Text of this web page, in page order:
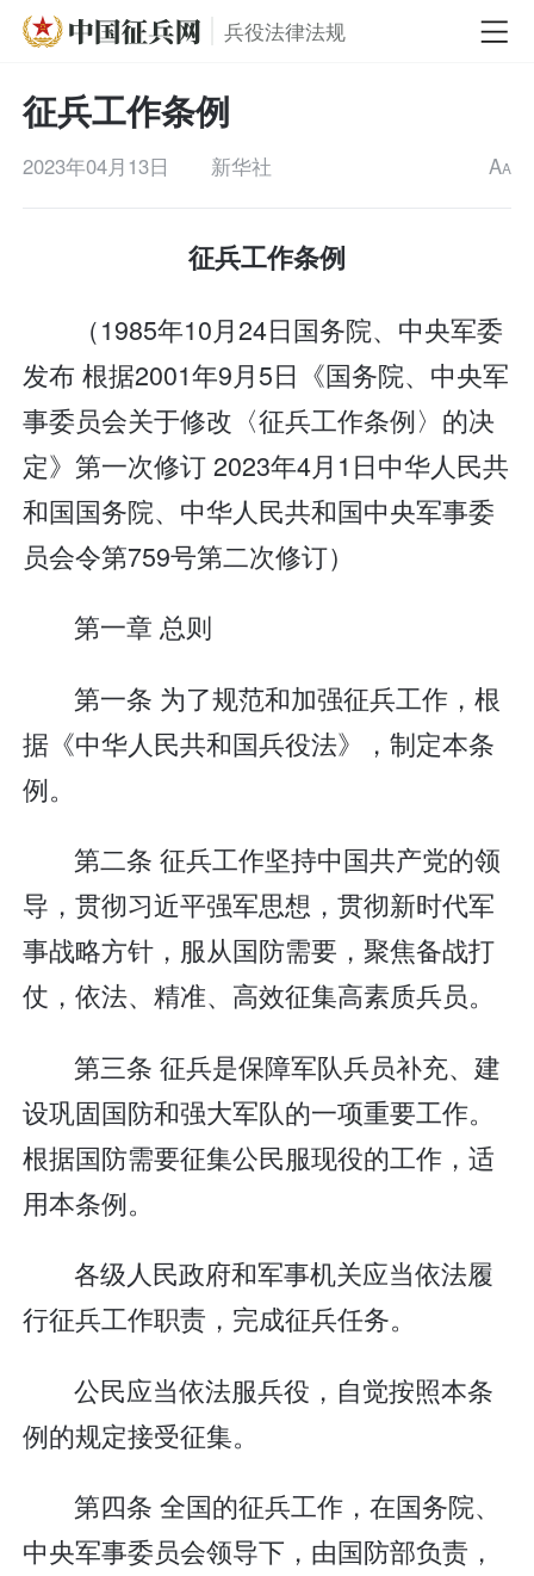
兵役法律法规
征兵工作条例
2023年04月13日 新华社 AA
征兵工作条例
（1985年10月24日国务院、中央军委
发布 根据2001年9月5日《国务院、中央军
事委员会关于修改〈征兵工作条例〉的决
定》第一次修订 2023年4月1日中华人民共
和国国务院、中华人民共和国中央军事委
员会令第759号第二次修订）
第一章 总则
第一条 为了规范和加强征兵工作，根
据《中华人民共和国兵役法》，制定本条
例。
第二条 征兵工作坚持中国共产党的领
导，贯彻习近平强军思想，贯彻新时代军
事战略方针，服从国防需要，聚焦备战打
仗，依法、精准、高效征集高素质兵员。
第三条 征兵是保障军队兵员补充、建
设巩固国防和强大军队的一项重要工作。
根据国防需要征集公民服现役的工作，适
用本条例。
各级人民政府和军事机关应当依法履
行征兵工作职责，完成征兵任务。
公民应当依法服兵役，自觉按照本条
例的规定接受征集。
第四条 全国的征兵工作，在国务院、
中央军事委员会领导下，由国防部负责，